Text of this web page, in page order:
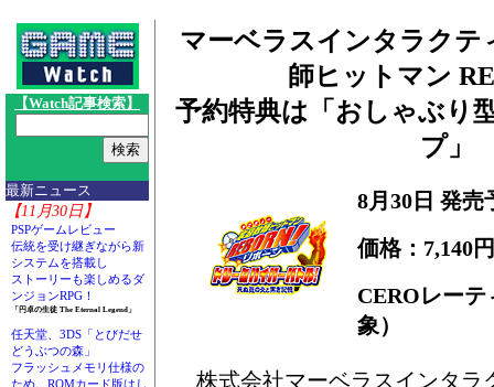
【Watch記事検索】
最新ニュース
【11月30日】
PSPゲームレビュー
伝統を受け継ぎながら新
システムを搭載し
ストーリーも楽しめるダ
ンジョンRPG！
「円卓の生徒 The Eternal Legend」
任天堂、3DS「とびだせ
どうぶつの森」
フラッシュメモリ仕様の
ため、ROMカード版はし
マーベラスインタラクテ
師ヒットマン
予約特典は「おしゃぶり
プ」
8月30日 発売
価格：7,140円
CEROレー
象）
株式会社マーベラスインタラ